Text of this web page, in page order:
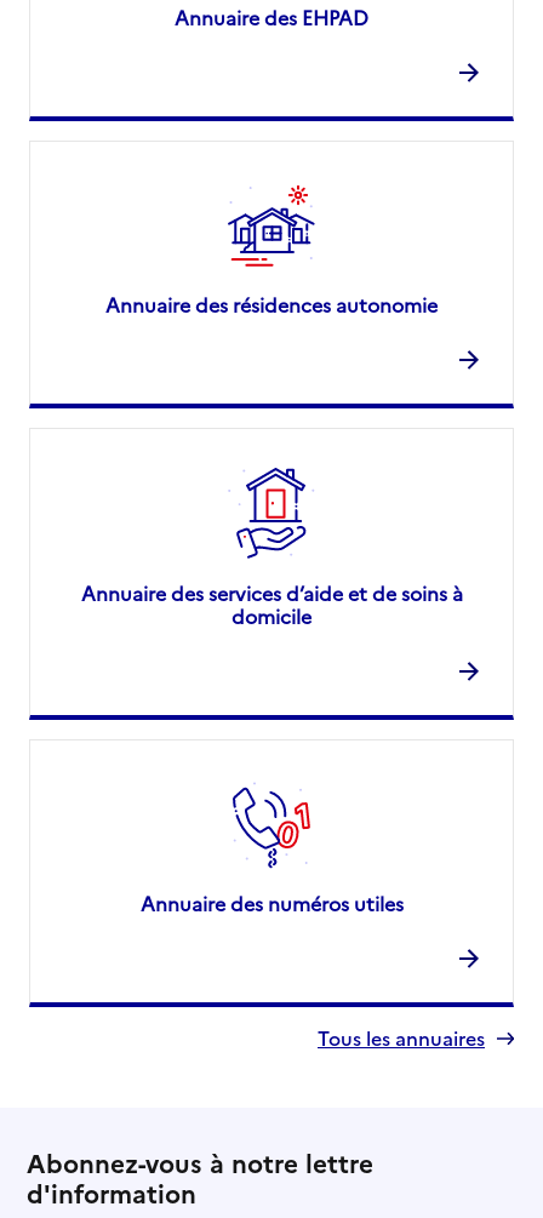
Annuaire des EHPAD
Annuaire des résidences autonomie
Annuaire des services d’aide et de soins à
domicile
Annuaire des numéros utiles
Tous les annuaires
Abonnez-vous à notre lettre
d'information